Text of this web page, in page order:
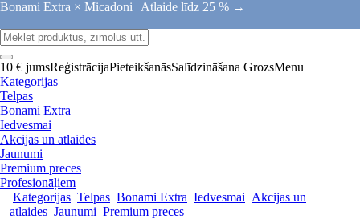
Bonami Extra × Micadoni | Atlaide līdz 25 % →
10 € jumsReģistrācijaPieteikšanāsSalīdzināšana GrozsMenu
Kategorijas
Telpas
Bonami Extra
Iedvesmai
Akcijas un atlaides
Jaunumi
Premium preces
Profesionāļiem
Kategorijas Telpas Bonami Extra Iedvesmai Akcijas un
atlaides Jaunumi Premium preces